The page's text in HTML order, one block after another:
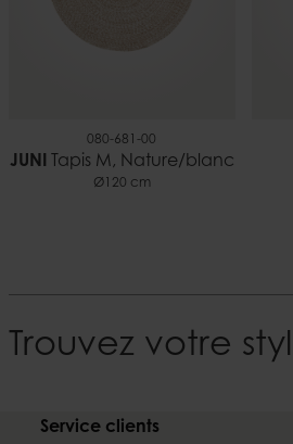
080-681-00
JUNI Tapis M, Nature/blanc
Ø120 cm
Service clients